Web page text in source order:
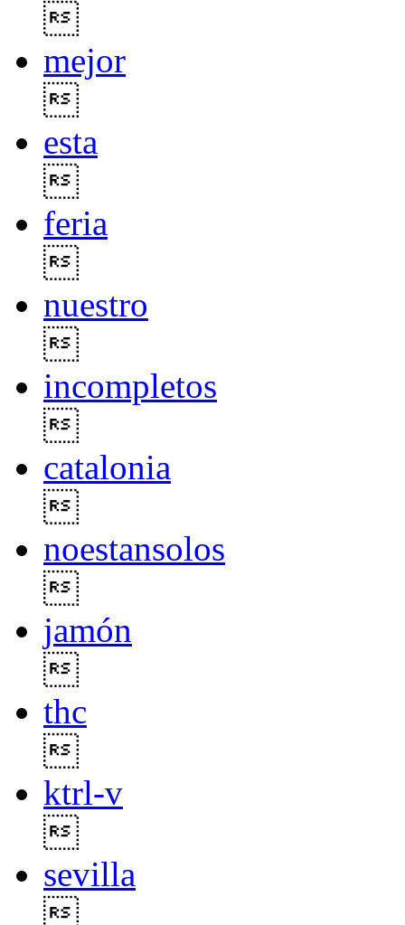
mejor
esta
feria
nuestro
incompletos
catalonia
noestansolos
jamón
thc
ktrl-v
sevilla